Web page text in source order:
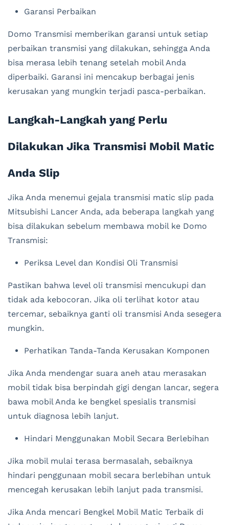
Garansi Perbaikan
Domo Transmisi memberikan garansi untuk setiap
perbaikan transmisi yang dilakukan, sehingga Anda
bisa merasa lebih tenang setelah mobil Anda
diperbaiki. Garansi ini mencakup berbagai jenis
kerusakan yang mungkin terjadi pasca-perbaikan.
Langkah-Langkah yang Perlu
Dilakukan Jika Transmisi Mobil Matic
Anda Slip
Jika Anda menemui gejala transmisi matic slip pada
Mitsubishi Lancer Anda, ada beberapa langkah yang
bisa dilakukan sebelum membawa mobil ke Domo
Transmisi:
Periksa Level dan Kondisi Oli Transmisi
Pastikan bahwa level oli transmisi mencukupi dan
tidak ada kebocoran. Jika oli terlihat kotor atau
tercemar, sebaiknya ganti oli transmisi Anda sesegera
mungkin.
Perhatikan Tanda-Tanda Kerusakan Komponen
Jika Anda mendengar suara aneh atau merasakan
mobil tidak bisa berpindah gigi dengan lancar, segera
bawa mobil Anda ke bengkel spesialis transmisi
untuk diagnosa lebih lanjut.
Hindari Menggunakan Mobil Secara Berlebihan
Jika mobil mulai terasa bermasalah, sebaiknya
hindari penggunaan mobil secara berlebihan untuk
mencegah kerusakan lebih lanjut pada transmisi.
Jika Anda mencari Bengkel Mobil Matic Terbaik di